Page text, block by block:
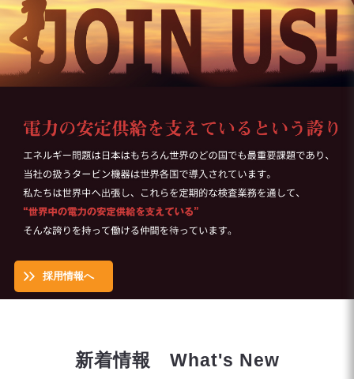
採用情報へ
新着情報 What's New